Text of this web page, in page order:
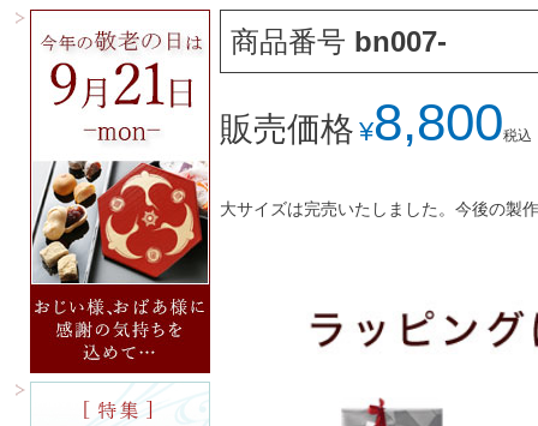
商品番号 bn007-
販売価格 ¥8,800税込
大サイズは完売いたしました。今後の製